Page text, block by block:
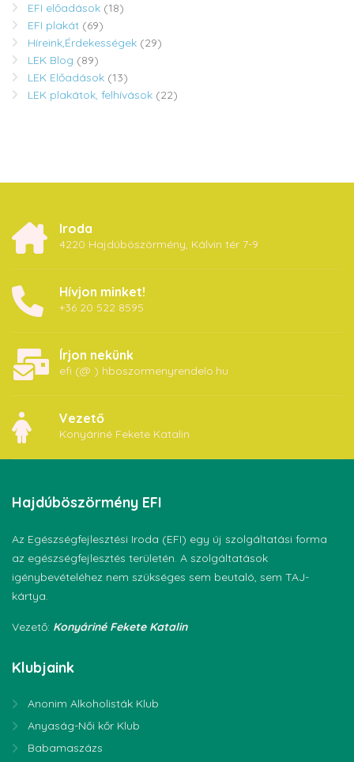
EFI előadások (18)
EFI plakát (69)
Híreink,Érdekességek (29)
LEK Blog (89)
LEK Előadások (13)
LEK plakátok, felhívások (22)
Iroda
4220 Hajdúböszörmény, Kálvin tér 7-9
Hívjon minket!
+36 20 522 8595
Írjon nekünk
efi (@ ) hboszormenyrendelo.hu
Vezető
Konyáriné Fekete Katalin
Hajdúböszörmény EFI
Az Egészségfejlesztési Iroda (EFI) egy új szolgáltatási forma
az egészségfejlesztés területén. A szolgáltatások
igénybevételéhez nem szükséges sem beutaló, sem TAJ-
kártya.
Vezető: Konyáriné Fekete Katalin
Klubjaink
Anonim Alkoholisták Klub
Anyaság-Női kőr Klub
Babamaszázs